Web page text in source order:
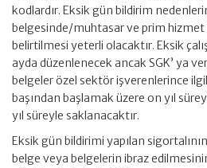
kodlardır. Eksik gün bildirim
belgesinde/muhtasar ve prim
belirtilmesi yeterli olacaktır. Eksik
ayda düzenlenecek ancak SGK’ ya
belgeler özel sektör işverenlerince
başından başlamak üzere on yıl
yıl süreyle saklanacaktır.
Eksik gün bildirimi yapılan
belge veya belgelerin ibraz